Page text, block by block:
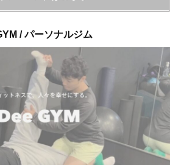
/ パーソナルジム